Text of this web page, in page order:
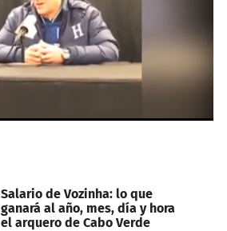
Salario de Vozinha: lo que
ganará al año, mes, día y hora
el arquero de Cabo Verde